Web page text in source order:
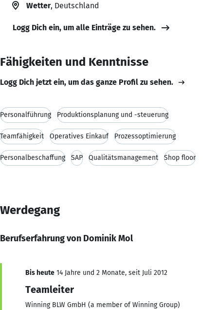
Wetter, Deutschland
Logg Dich ein, um alle Einträge zu sehen.
Fähigkeiten und Kenntnisse
Logg Dich jetzt ein, um das ganze Profil zu sehen.
Personalführung Produktionsplanung und -steuerung
Teamfähigkeit Operatives Einkauf Prozessoptimierung
Personalbeschaffung SAP Qualitätsmanagement Shop floor
Werdegang
Berufserfahrung von Dominik Mol
Bis heute 14 Jahre und 2 Monate, seit Juli 2012
Teamleiter
Winning BLW GmbH (a member of Winning Group)